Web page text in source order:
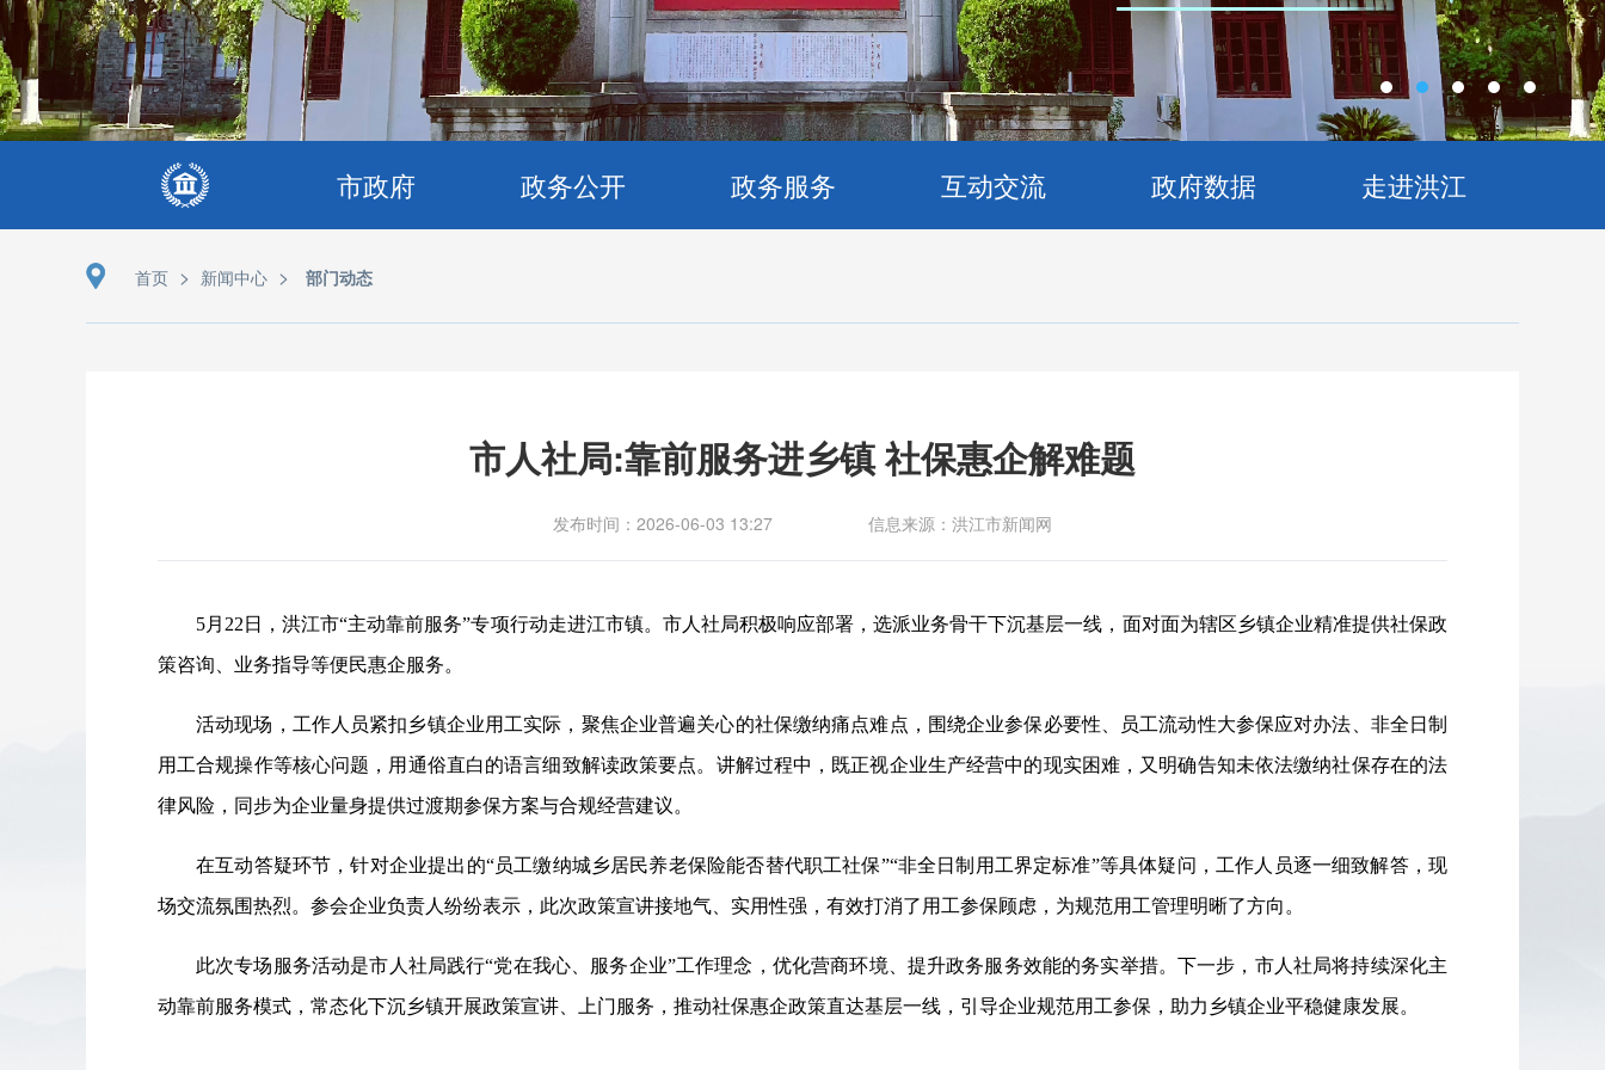
市政府 政务公开 政务服务 互动交流 政府数据 走进洪江
首页 > 新闻中心 > 部门动态
市人社局:靠前服务进乡镇 社保惠企解难题
发布时间：2026-06-03 13:27 信息来源：洪江市新闻网
5月22日，洪江市“主动靠前服务”专项行动走进江市镇。市人社局积极响应部署，选派业务骨干下沉基层一线，面对面为辖区乡镇企业精准提供社保政
策咨询、业务指导等便民惠企服务。
活动现场，工作人员紧扣乡镇企业用工实际，聚焦企业普遍关心的社保缴纳痛点难点，围绕企业参保必要性、员工流动性大参保应对办法、非全日制
用工合规操作等核心问题，用通俗直白的语言细致解读政策要点。讲解过程中，既正视企业生产经营中的现实困难，又明确告知未依法缴纳社保存在的法
律风险，同步为企业量身提供过渡期参保方案与合规经营建议。
在互动答疑环节，针对企业提出的“员工缴纳城乡居民养老保险能否替代职工社保”“非全日制用工界定标准”等具体疑问，工作人员逐一细致解答，现
场交流氛围热烈。参会企业负责人纷纷表示，此次政策宣讲接地气、实用性强，有效打消了用工参保顾虑，为规范用工管理明晰了方向。
此次专场服务活动是市人社局践行“党在我心、服务企业”工作理念，优化营商环境、提升政务服务效能的务实举措。下一步，市人社局将持续深化主
动靠前服务模式，常态化下沉乡镇开展政策宣讲、上门服务，推动社保惠企政策直达基层一线，引导企业规范用工参保，助力乡镇企业平稳健康发展。